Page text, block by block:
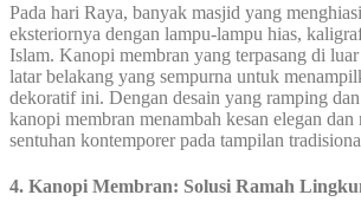
Pada hari Raya, banyak masjid yang
eksteriornya dengan lampu-lampu hias,
Islam. Kanopi membran yang terpasang di
latar belakang yang sempurna untuk
dekoratif ini. Dengan desain yang ramping
kanopi membran menambah kesan elegan dan
sentuhan kontemporer pada tampilan
4. Kanopi Membran: Solusi Ramah